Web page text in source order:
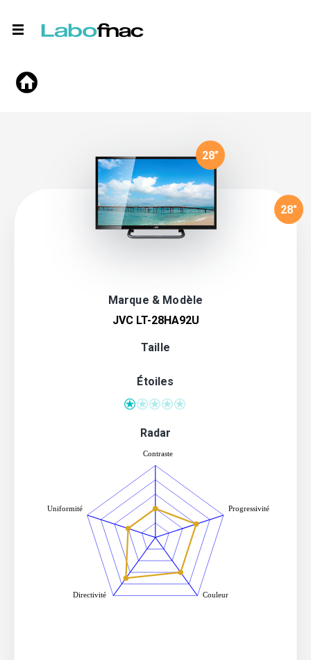
Marque & Modèle
28"
JVC LT-28HA92U
Taille
28"
Étoiles
Radar